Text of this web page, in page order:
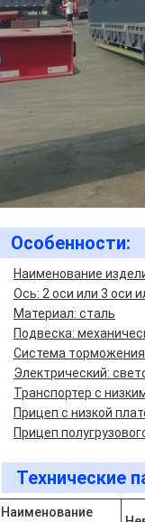
Особенности:
Наименование
Ось: 2 оси или 3 оси
Материал: сталь
Подвеска:
Система
Электрический:
Транспортер с
Прицеп с низкой
Прицеп
Технические
Наименование